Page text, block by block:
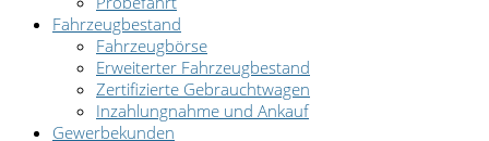
Fahrzeugbestand
Fahrzeugbörse
Erweiterter Fahrzeugbestand
Zertifizierte Gebrauchtwagen
Inzahlungnahme und Ankauf
Gewerbekunden